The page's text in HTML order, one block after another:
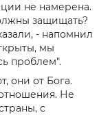
не намерена.
защищать?
- напомнил
мы
проблем".
они от Бога.
Не
с